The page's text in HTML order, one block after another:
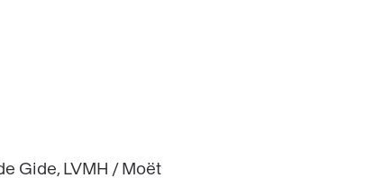
Gide, LVMH / Moët